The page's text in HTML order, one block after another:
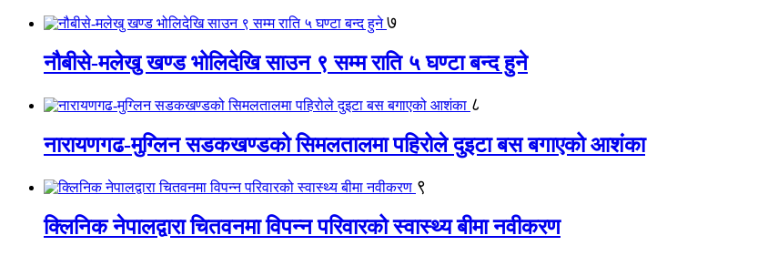
७
नौबीसे-मलेखु खण्ड भोलिदेखि साउन ९ सम्म राति ५ घण्टा बन्द हुने
८
नारायणगढ-मुग्लिन सडकखण्डको सिमलतालमा पहिरोले दुइटा बस बगाएको आशंका
९
क्लिनिक नेपालद्वारा चितवनमा विपन्न परिवारको स्वास्थ्य बीमा नवीकरण